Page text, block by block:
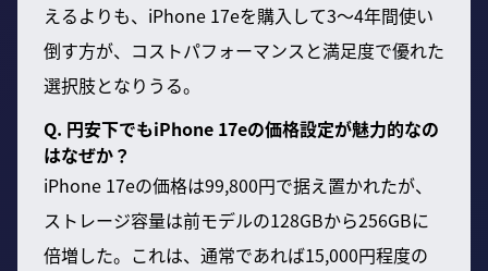
えるよりも、iPhone 17eを購入して3〜4年間使い
倒す方が、コストパフォーマンスと満足度で優れた
選択肢となりうる。
Q. 円安下でもiPhone 17eの価格設定が魅力的なの
はなぜか？
iPhone 17eの価格は99,800円で据え置かれたが、
ストレージ容量は前モデルの128GBから256GBに
倍増した。これは、通常であれば15,000円程度の